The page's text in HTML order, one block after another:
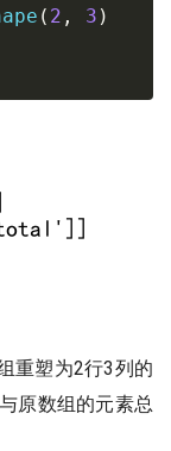
( 2 , 3 )
重塑为2行3列的
原数组的元素总